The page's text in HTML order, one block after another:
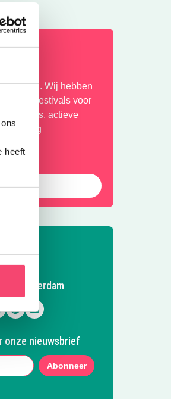
heeft
te gaan. Wij hebben
Van festivals voor
actieve
geweldig
Amsterdam
op Facebook
ons op Instagram
Volg ons op Pinterest
Mail ons
onze nieuwsbrief
Abonneer